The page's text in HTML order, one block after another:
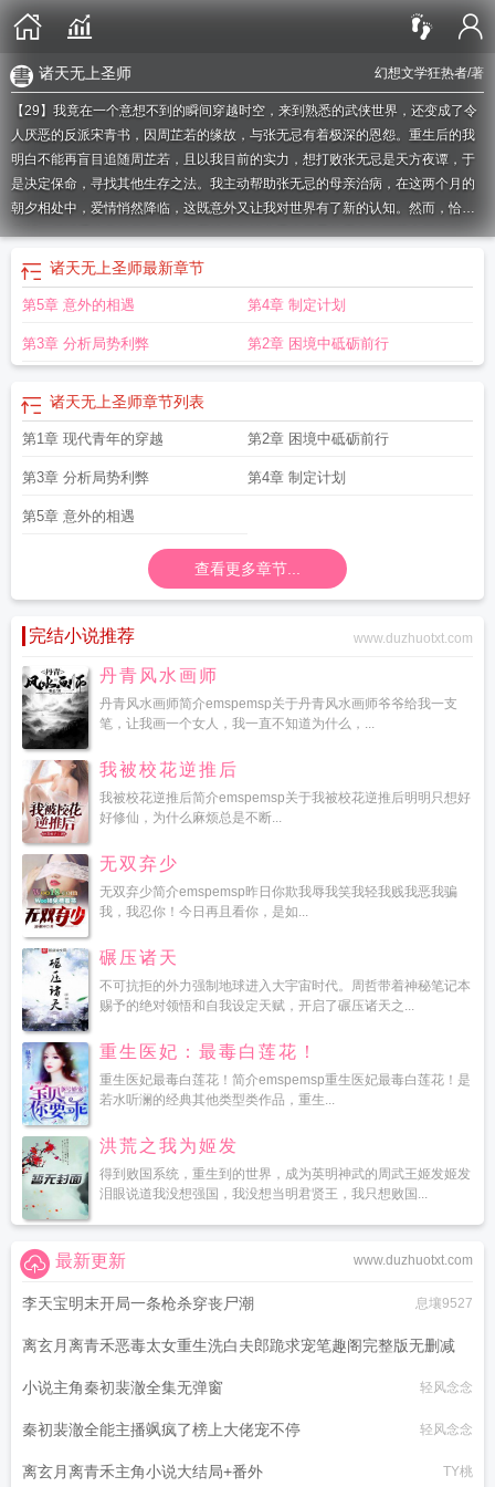
幻想文学狂热者/著
诸天无上圣师
【29】我竟在一个意想不到的瞬间穿越时空，来到熟悉的武侠世界，还变成了令
人厌恶的反派宋青书，因周芷若的缘故，与张无忌有着极深的恩怨。重生后的我
明白不能再盲目追随周芷若，且以我目前的实力，想打败张无忌是天方夜谭，于
是决定保命，寻找其他生存之法。我主动帮助张无忌的母亲治病，在这两个月的
朝夕相处中，爱情悄然降临，这既意外又让我对世界有了新的认知。然而，恰在
此时，反派系统突然觉醒，告知我掠夺气运之子张无忌的天命值可获丰厚奖励，
这让我无奈至极，毕竟我现在都快成张无忌的“继父”了。不过，当看到赵敏、小昭
和殷离时，我意识到这个世界仍充满机遇。我决定不再受系统束缚，要用自己的
方式改变世界走向。诸天无上天庭 穿越诸天无上至尊穿越诸天无上天庭
之无上天庭全 穿越诸天无上圣庭 穿越诸天之无上天庭赵玄诸天睡殷素素
圣师 穿越诸天无上诸天无上从收服殷素素开始
诸天无上圣师最新章节
第5章 意外的相遇 第4章 制定计划
第3章 分析局势利弊 第2章 困境中砥砺前行
诸天无上圣师章节列表
第1章 现代青年的穿越 第2章 困境中砥砺前行
第3章 分析局势利弊 第4章 制定计划
第5章 意外的相遇
查看更多章节...
完结小说推荐 www.duzhuotxt.com
丹青风水画师
丹青风水画师简介emspemsp关于丹青风水画师爷爷给我一支
笔，让我画一个女人，我一直不知道为什么，...
我被校花逆推后
我被校花逆推后简介emspemsp关于我被校花逆推后明明只想好
好修仙，为什么麻烦总是不断...
无双弃少
无双弃少简介emspemsp昨日你欺我辱我笑我轻我贱我恶我骗
我，我忍你！今日再且看你，是如...
碾压诸天
不可抗拒的外力强制地球进入大宇宙时代。周哲带着神秘笔记本
赐予的绝对领悟和自我设定天赋，开启了碾压诸天之...
重生医妃：最毒白莲花！
重生医妃最毒白莲花！简介emspemsp重生医妃最毒白莲花！是
若水听澜的经典其他类型类作品，重生...
洪荒之我为姬发
得到败国系统，重生到的世界，成为英明神武的周武王姬发姬发
泪眼说道我没想强国，我没想当明君贤王，我只想败国...
www.duzhuotxt.com
最新更新
李天宝明末开局一条枪杀穿丧尸潮 息壤9527
离玄月离青禾恶毒太女重生洗白夫郎跪求宠笔趣阁完整版无删减
TY桃
小说主角秦初裴澈全集无弹窗 轻风念念
秦初裴澈全能主播飒疯了榜上大佬宠不停 轻风念念
离玄月离青禾主角小说大结局+番外 TY桃